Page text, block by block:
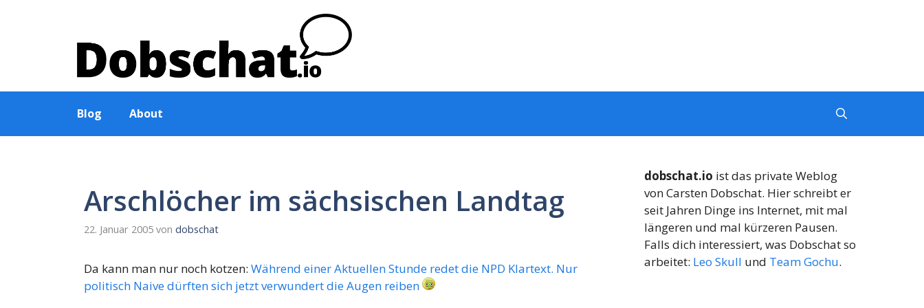
Blog About
Arschlöcher im sächsischen Landtag
22. Januar 2005 von dobschat
Da kann man nur noch kotzen: Während einer Aktuellen Stunde redet die NPD Klartext. Nur
politisch Naive dürften sich jetzt verwundert die Augen reiben
dobschat.io ist das private Weblog
von Carsten Dobschat. Hier schreibt er
seit Jahren Dinge ins Internet, mit mal
längeren und mal kürzeren Pausen.
Falls dich interessiert, was Dobschat so
arbeitet: Leo Skull und Team Gochu.